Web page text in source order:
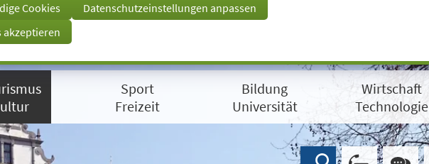
Cookies
Datenschutzeinstellungen anpassen
akzeptieren
Sport
Freizeit
Bildung
Universität
Wirtschaft
Technologie